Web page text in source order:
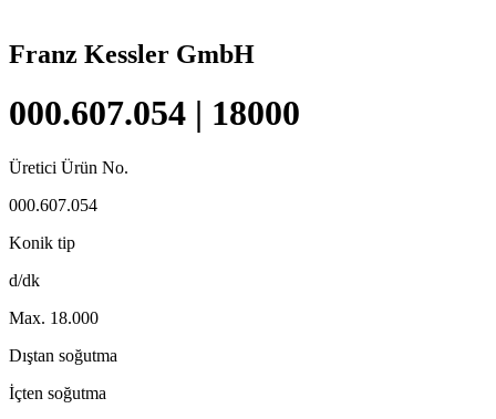
Franz Kessler GmbH
000.607.054 | 18000
Üretici Ürün No.
000.607.054
Konik tip
d/dk
Max. 18.000
Dıştan soğutma
İçten soğutma